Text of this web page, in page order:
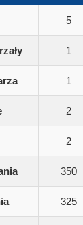
5
1
1
2
2
350
325